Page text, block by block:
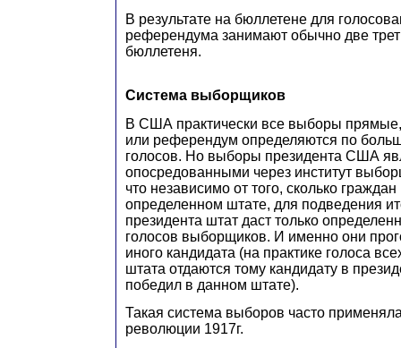
В результате на бюллетене для
референдума занимают обычно две
бюллетеня.
Система выборщиков
В США практически все выборы прямые,
или референдум определяются по
голосов. Но выборы президента США
опосредованными через институт
что независимо от того, сколько
определенном штате, для подведения
президента штат даст только
голосов выборщиков. И именно они
иного кандидата (на практике голоса
штата отдаются тому кандидату в
победил в данном штате).
Такая система выборов часто
революции 1917г.